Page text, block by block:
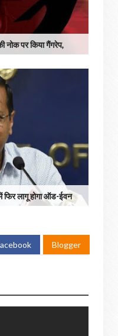
नोक पर किया गैंगरेप,
फिर लागू होगा ऑड-ईवन
Blogger